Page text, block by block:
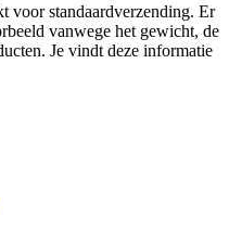
voor standaardverzending. Er
vanwege het gewicht, de
Je vindt deze informatie